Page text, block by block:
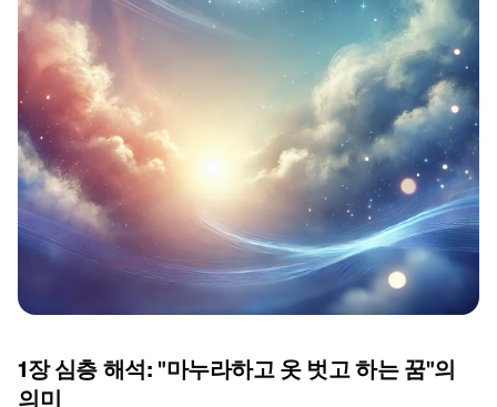
1장 심층 해석: "마누라하고 옷 벗고 하는 꿈"의
의미